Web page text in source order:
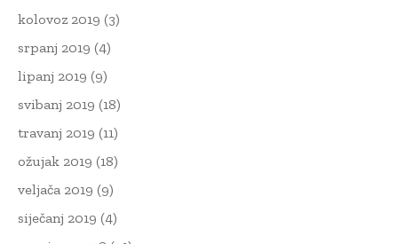
kolovoz 2019 (3)
srpanj 2019 (4)
lipanj 2019 (9)
svibanj 2019 (18)
travanj 2019 (11)
ožujak 2019 (18)
veljača 2019 (9)
siječanj 2019 (4)